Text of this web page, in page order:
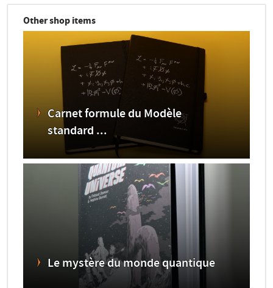
Other shop items
Carnet formule du Modèle
standard ...
Le mystère du monde quantique